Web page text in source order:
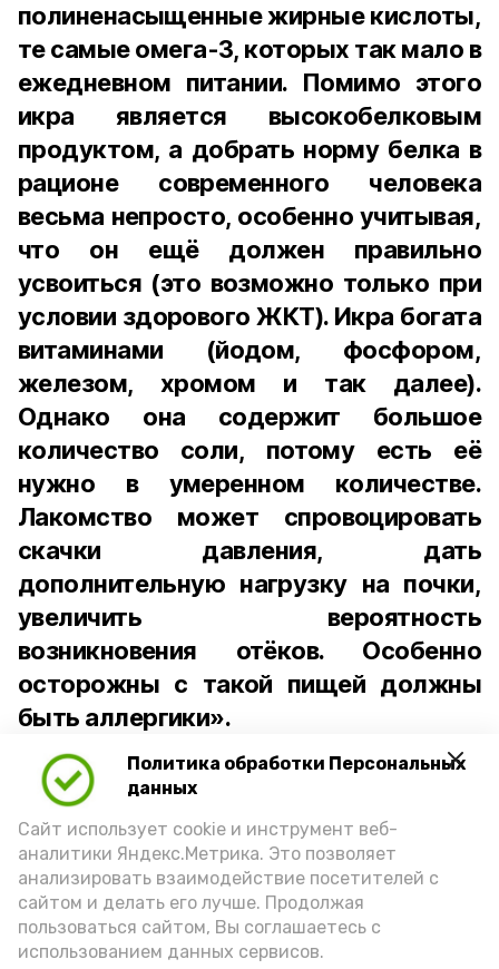
Политика обработки Персональных
данных
Сайт использует cookie и инструмент веб-
аналитики Яндекс.Метрика. Это позволяет
анализировать взаимодействие посетителей с
сайтом и делать его лучше. Продолжая
пользоваться сайтом, Вы соглашаетесь с
использованием данных сервисов.
полиненасыщенные жирные кислоты,
те самые омега-3, которых так мало в
ежедневном питании. Помимо этого
икра является высокобелковым
продуктом, а добрать норму белка в
рационе современного человека
весьма непросто, особенно учитывая,
что он ещё должен правильно
усвоиться (это возможно только при
условии здорового ЖКТ). Икра богата
витаминами (йодом, фосфором,
железом, хромом и так далее).
Однако она содержит большое
количество соли, потому есть её
нужно в умеренном количестве.
Лакомство может спровоцировать
скачки давления, дать
дополнительную нагрузку на почки,
увеличить вероятность
возникновения отёков. Особенно
осторожны с такой пищей должны
быть аллергики».
Для взрослого человека безопасной
порцией икры считается 30-50 граммов
(2-3 ложки). При этом следует обратить
внимание на хлеб, с которым она
подаётся: лучше выбирать
цельнозерновой, с мукой грубого
помола. Есть икру следует в первой